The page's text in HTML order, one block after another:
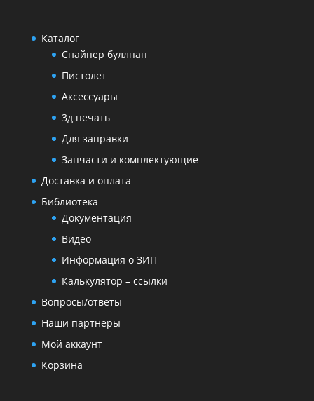
Каталог
Снайпер буллпап
Пистолет
Аксессуары
3д печать
Для заправки
Запчасти и комплектующие
Доставка и оплата
Библиотека
Документация
Видео
Информация о ЗИП
Калькулятор – ссылки
Вопросы/ответы
Наши партнеры
Мой аккаунт
Корзина